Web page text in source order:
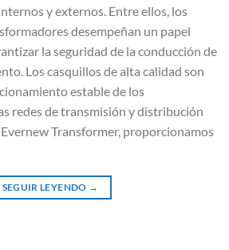
y externos. Entre ellos, los
desempeñan un papel
la seguridad de la conducción de
Los casquillos de alta calidad son
estable de los
redes de transmisión y distribución
Transformer, proporcionamos
SEGUIR LEYENDO →